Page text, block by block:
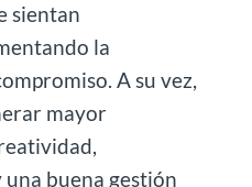
sientan
la
A su vez,
mayor
buena gestión